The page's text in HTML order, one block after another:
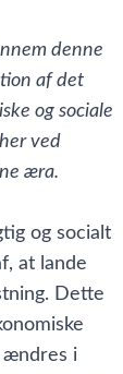
denne
af det
og sociale
ved
æra.
og socialt
at lande
Dette
ændres i